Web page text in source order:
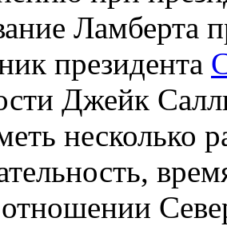
Ламберта
президента
Джейк
несколько